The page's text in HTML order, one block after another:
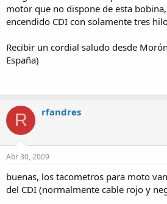
motor que no dispone de esta
encendido CDI con solamente tres
Recibir un cordial saludo desde
España)
R rfandres
Abr 30, 2009
buenas, los tacometros para moto
del CDI (normalmente cable rojo y